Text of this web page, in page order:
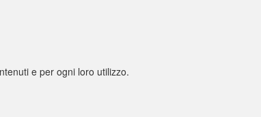
e per ogni loro utilizzo.